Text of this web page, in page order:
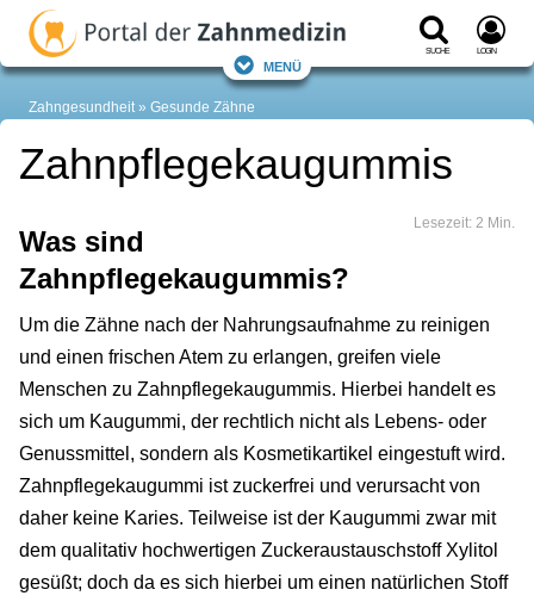
Suche Login
Menü
Zahngesundheit Gesunde Zähne
Zahnpflegekaugummis
Lesezeit: 2 Min.
Was sind
Zahnpflegekaugummis?
Um die Zähne nach der Nahrungsaufnahme zu reinigen
und einen frischen Atem zu erlangen, greifen viele
Menschen zu Zahnpflegekaugummis. Hierbei handelt es
sich um Kaugummi, der rechtlich nicht als Lebens- oder
Genussmittel, sondern als Kosmetikartikel eingestuft wird.
Zahnpflegekaugummi ist zuckerfrei und verursacht von
daher keine Karies. Teilweise ist der Kaugummi zwar mit
dem qualitativ hochwertigen Zuckeraustauschstoff Xylitol
gesüßt; doch da es sich hierbei um einen natürlichen Stoff